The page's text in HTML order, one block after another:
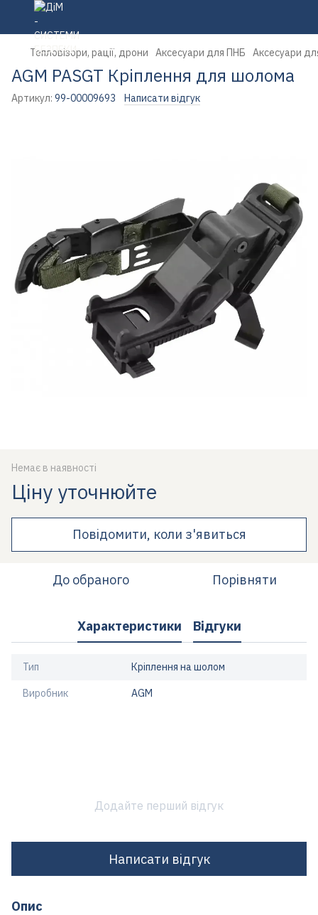
Тепловізори, рації, дрони Аксесуари для ПНБ Аксесуари
AGM PASGT Кріплення для шолома
Артикул: 99-00009693 Написати відгук
Немає в наявності
Ціну уточнюйте
Повідомити, коли з'явиться
До обраного Порівняти
Характеристики Відгуки
Тип Кріплення на шолом
Виробник AGM
Додайте перший відгук
Написати відгук
Опис